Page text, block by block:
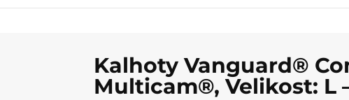
Kalhoty Vanguard®
Multicam®, Velikost: L